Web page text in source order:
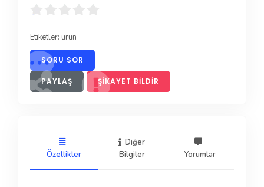
Etiketler: ürün
SORU SOR
PAYLAŞ ŞIKAYET BILDIR
Özellikler
Diğer
Bilgiler
Yorumlar